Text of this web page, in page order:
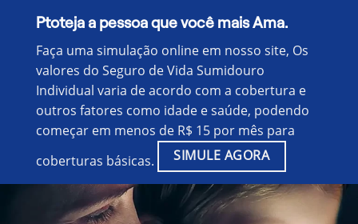
Ptoteja a pessoa que você mais Ama.
Faça uma simulação online em nosso site, Os
valores do Seguro de Vida Sumidouro
Individual varia de acordo com a cobertura e
outros fatores como idade e saúde, podendo
começar em menos de R$ 15 por mês para
coberturas básicas.
SIMULE AGORA